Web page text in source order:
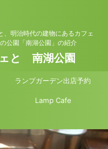
、明治時代の建物にあるカフェ
公園「南湖公園」の紹介
と 南湖公園
ランプガーデン出店予約
Lamp Cafe